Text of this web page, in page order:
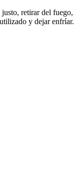
retirar del fuego,
y dejar enfríar.